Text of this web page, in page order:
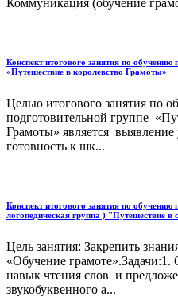
Конспект итогового занятия по
«Путешествие в королевство Грамоты»
Целью итогового занятия по
подготовительной группе
Грамоты» является выявление
готовность к шк...
Конспект итогового занятия по обучению
логопедическая группа ) "Путешествие
Цель занятия: Закрепить
«Обучение
навык чтения слов и
звукобуквенного а...